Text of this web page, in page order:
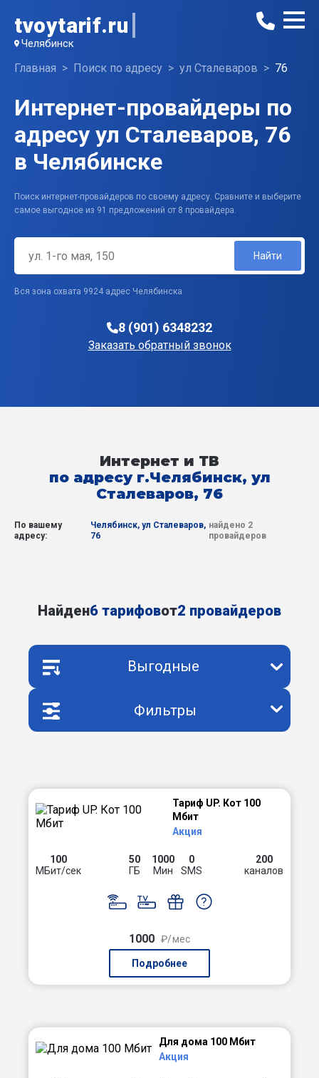
tvoytarif.ru
Челябинск
Главная Поиск по адресу ул Сталеваров 76
Интернет-провайдеры по
адресу ул Сталеваров, 76
в Челябинске
Поиск интернет-провайдеров по своему адресу. Сравните и выберите
самое выгодное из 91 предложений от 8 провайдера.
Найти
Вся зона охвата 9924 адрес Челябинска
8 (901) 6348232
Заказать обратный звонок
Интернет и ТВ
по адресу г.Челябинск, ул
Сталеваров, 76
По вашему
адресу:
Челябинск, ул Сталеваров,
76
найдено 2
провайдеров
Найден6 тарифовот2 провайдеров
Выгодные
Фильтры
Тариф UP. Кот 100
Мбит
Акция
100
МБит/сек
50
ГБ
1000
Мин
0
SMS
200
каналов
1000 ₽/мес
Подробнее
Для дома 100 Мбит
Акция